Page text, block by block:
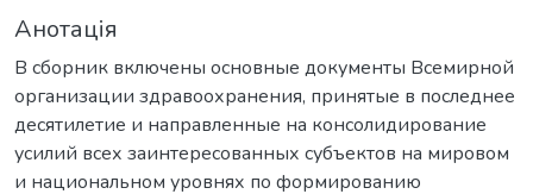
Анотація
В сборник включены основные документы Всемирной
организации здравоохранения, принятые в последнее
десятилетие и направленные на консолидирование
усилий всех заинтересованных субъектов на мировом
и национальном уровнях по формированию